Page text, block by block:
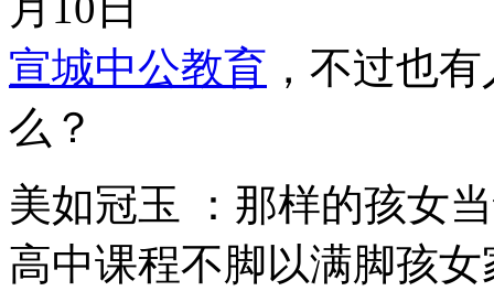
宣城中公教育 ，不过也
么？
美如冠玉 ：那样的孩女
高中课程不脚以满脚孩女